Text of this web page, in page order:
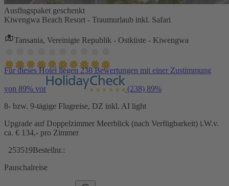
Ausflugspaket geschenkt
Kiwengwa Beach Resort - Traumurlaub inkl. Safari
Tansania, Vereinigte Republik - Ostküste - Kiwengwa
Für dieses Hotel liegen 238 Bewertungen mit einer Zustimmung
von 89% vor (238) 89%
8- bzw. 9-tägige Flugreise, DZ inkl. AI light
Upgrade auf Doppelzimmer Meerblick (nach Verfügbarkeit) i.W.v.
ca. € 134,- pro Zimmer
253519Bestellnr.:
Pauschalreise